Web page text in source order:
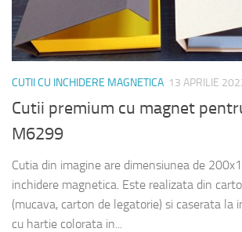
CUTII CU INCHIDERE MAGNETICA 13 APRILIE
Cutii premium cu magnet
M6299
Cutia din imagine are dimensiunea de
inchidere magnetica. Este realizata din
(mucava, carton de legatorie) si caserata la
cu hartie colorata in...